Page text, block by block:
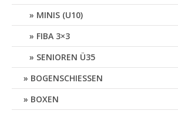
MINIS (U10)
FIBA 3×3
SENIOREN Ü35
BOGENSCHIESSEN
BOXEN